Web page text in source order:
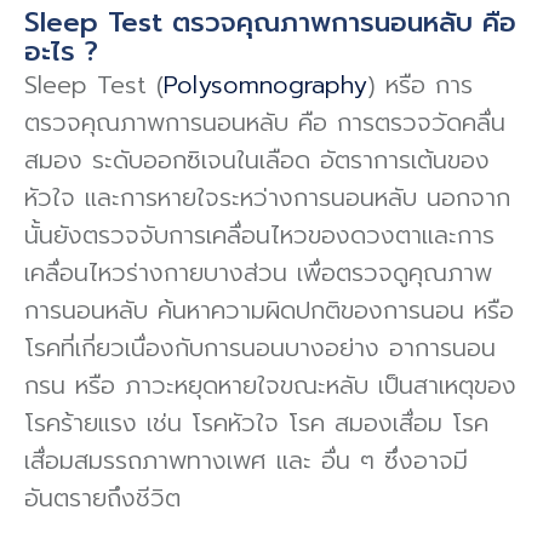
Sleep Test ตรวจคุณภาพการนอนหลับ คือ
อะไร ?
Sleep Test (Polysomnography) หรือ การ
ตรวจคุณภาพการนอนหลับ คือ การตรวจวัดคลื่น
สมอง ระดับออกซิเจนในเลือด อัตราการเต้นของ
หัวใจ และการหายใจระหว่างการนอนหลับ นอกจาก
นั้นยังตรวจจับการเคลื่อนไหวของดวงตาและการ
เคลื่อนไหวร่างกายบางส่วน เพื่อตรวจดูคุณภาพ
การนอนหลับ ค้นหาความผิดปกติของการนอน หรือ
โรคที่เกี่ยวเนื่องกับการนอนบางอย่าง อาการนอน
กรน หรือ ภาวะหยุดหายใจขณะหลับ เป็นสาเหตุของ
โรคร้ายแรง เช่น โรคหัวใจ โรค สมองเสื่อม โรค
เสื่อมสมรรถภาพทางเพศ และ อื่น ๆ ซึ่งอาจมี
อันตรายถึงชีวิต